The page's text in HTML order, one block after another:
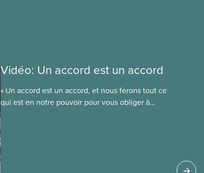
Vidéo: Un accord est un accord
« Un accord est un accord, et nous ferons tout ce
qui est en notre pouvoir pour vous obliger à